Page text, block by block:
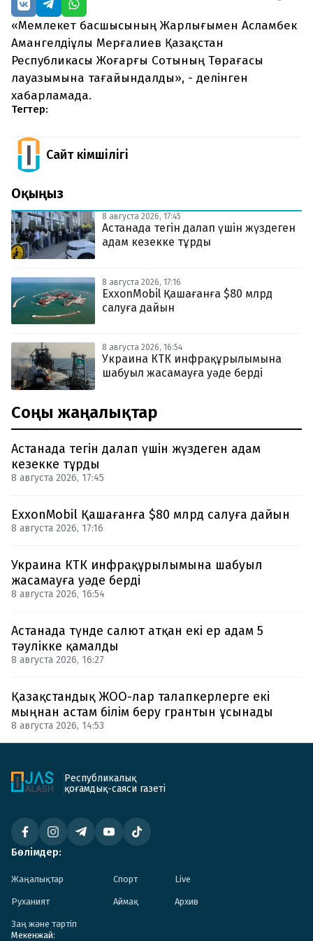
«Мемлекет басшысының Жарлығымен Асламбек
Амангелдіұлы Мерғалиев Қазақстан
Республикасы Жоғарғы Сотының Төрағасы
лауазымына тағайындалды», - делінген
хабарламада.
Тегтер:
Сайт Әкімшілігі
Оқыңыз
8 августа 2026, 17:45
Астанада тегін далап үшін жүздеген
адам кезекке тұрды
8 августа 2026, 17:16
ExxonMobil Қашағанға $80 млрд
салуға дайын
8 августа 2026, 16:54
Украина КТК инфрақұрылымына
шабуыл жасамауға уәде берді
Соңғы жаңалықтар
Астанада тегін далап үшін жүздеген адам
кезекке тұрды
8 августа 2026, 17:45
ExxonMobil Қашағанға $80 млрд салуға дайын
8 августа 2026, 17:16
Украина КТК инфрақұрылымына шабуыл
жасамауға уәде берді
8 августа 2026, 16:54
Астанада түнде салют атқан екі ер адам 5
тәулікке қамалды
8 августа 2026, 16:27
Қазақстандық ЖОО-лар талапкерлерге екі
мыңнан астам білім беру грантын ұсынады
8 августа 2026, 14:53
Республикалық
қоғамдық-саяси газеті
Бөлімдер:
Жаңалықтар Спорт Live
Руханият Аймақ Архив
Заң және тәртіп
Мекенжай: